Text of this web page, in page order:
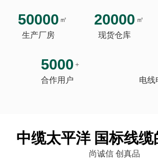
50000 ㎡
生产厂房
20000 ㎡
现货仓库
5000 +
合作用户 电线
中缆太平洋 国标线缆
尚诚信 创真品